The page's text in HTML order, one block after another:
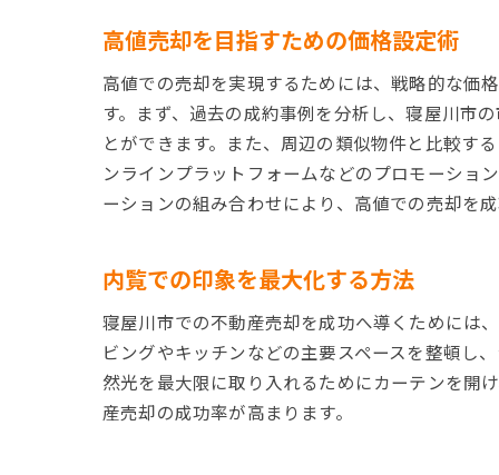
高値売却を目指すための価格設定術
高値での売却を実現するためには、戦略的な価
す。まず、過去の成約事例を分析し、寝屋川市
とができます。また、周辺の類似物件と比較す
ンラインプラットフォームなどのプロモーショ
ーションの組み合わせにより、高値での売却を
内覧での印象を最大化する方法
寝屋川市での不動産売却を成功へ導くためには
ビングやキッチンなどの主要スペースを整頓し
然光を最大限に取り入れるためにカーテンを開
産売却の成功率が高まります。